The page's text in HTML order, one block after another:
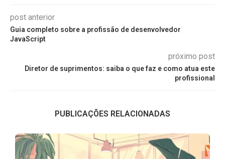
post anterior
Guia completo sobre a profissão de desenvolvedor
JavaScript
próximo post
Diretor de suprimentos: saiba o que faz e como atua este
profissional
PUBLICAÇÕES RELACIONADAS